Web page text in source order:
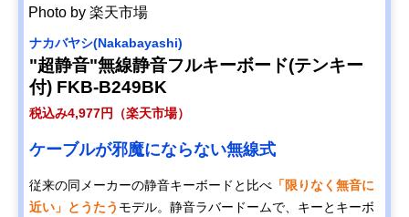
Photo by 楽天市場
ナカバヤシ(Nakabayashi)
"超静音"無線静音フルキーボード(テンキー
付) FKB-B249BK
税込み4,977円（楽天市場）
ケーブルが邪魔にならない無線式
従来の同メーカーの静音キーボードと比べ 「限りなく無音に
近い」とうたう モデル。静音ラバードームで、キーとキーボ